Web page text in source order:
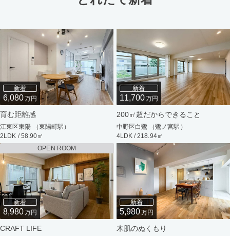
新着
6,080万円
育む距離感
江東区東陽 （東陽町駅）
2LDK / 58.90㎡
新着
11,700万円
200㎡超だからできること
中野区白鷺 （鷺ノ宮駅）
4LDK / 218.94㎡
OPEN ROOM
新着
8,980万円
CRAFT LIFE
新着
5,980万円
木肌のぬくもり